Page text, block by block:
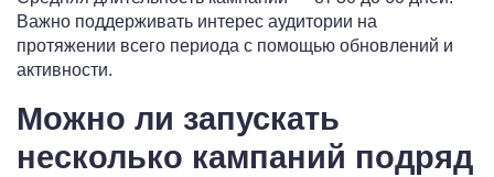
Важно поддерживать интерес аудитории на
протяжении всего периода с помощью обновлений и
активности.
Можно ли запускать
несколько кампаний подряд